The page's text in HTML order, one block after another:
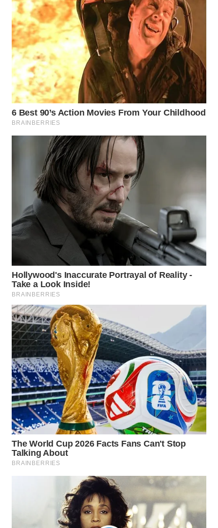
DEPOK
WN
TAPANULI
UTARA
WN
SAMOSIR
WN
PADANG
LAWAS
SUMEDANG
WN
CIANJUR
KEPULAUAN
WN
TANGERANG
WN
BINJAI
WN
CIREBON
WN
INDRAMAYU
WN
KUNINGAN
WN